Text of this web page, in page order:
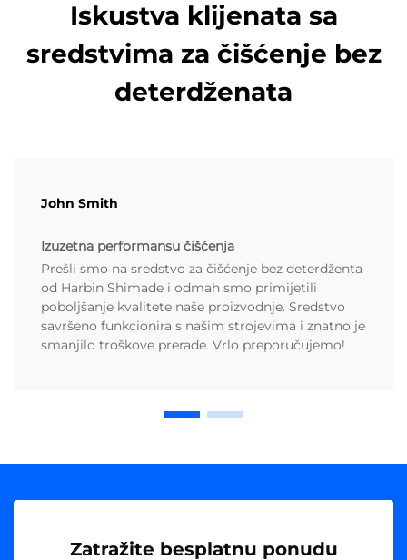
Iskustva klijenata sa
sredstvima za čišćenje bez
deterdženata
John Smith
Izuzetna performansu čišćenja
Prešli smo na sredstvo za čišćenje bez deterdženta
od Harbin Shimade i odmah smo primijetili
poboljšanje kvalitete naše proizvodnje. Sredstvo
savršeno funkcionira s našim strojevima i znatno je
smanjilo troškove prerade. Vrlo preporučujemo!
Zatražite besplatnu ponudu